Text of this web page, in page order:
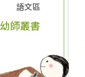
語文區
幼師叢書